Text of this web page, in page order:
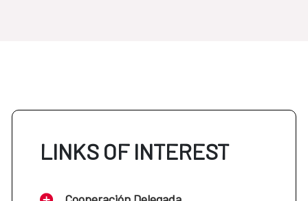
LINKS OF INTEREST